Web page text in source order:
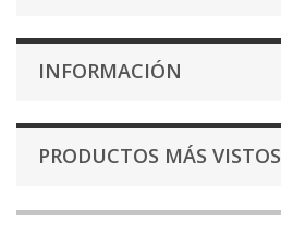
INFORMACIÓN
PRODUCTOS MÁS VISTOS